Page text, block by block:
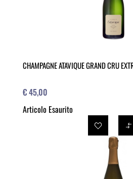
CHAMPAGNE ATAVIQUE GRAND CRU
€ 45,00
Articolo Esaurito